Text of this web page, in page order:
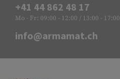
+41 44 862 48 17
Mo - Fr: 09:00 - 12:00 / 13:00 - 17:00
info@armamat.ch